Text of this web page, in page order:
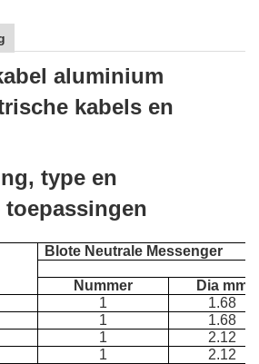
aluminium
kabels en
type en
Blote Neutrale Messenger
Nummer
Dia mm
1
1.68
1
1.68
1
2.12
1
2.12